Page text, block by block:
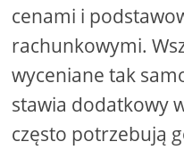
cenami i
rachunkowymi.
wyceniane tak
stawia dodatkowy
często potrzebują